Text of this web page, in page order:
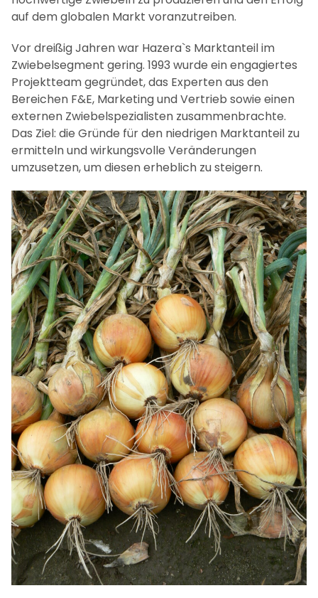
auf dem globalen Markt voranzutreiben.
Vor dreißig Jahren war Hazera`s Marktanteil im
Zwiebelsegment gering. 1993 wurde ein engagiertes
Projektteam gegründet, das Experten aus den
Bereichen F&E, Marketing und Vertrieb sowie einen
externen Zwiebelspezialisten zusammenbrachte.
Das Ziel: die Gründe für den niedrigen Marktanteil zu
ermitteln und wirkungsvolle Veränderungen
umzusetzen, um diesen erheblich zu steigern.